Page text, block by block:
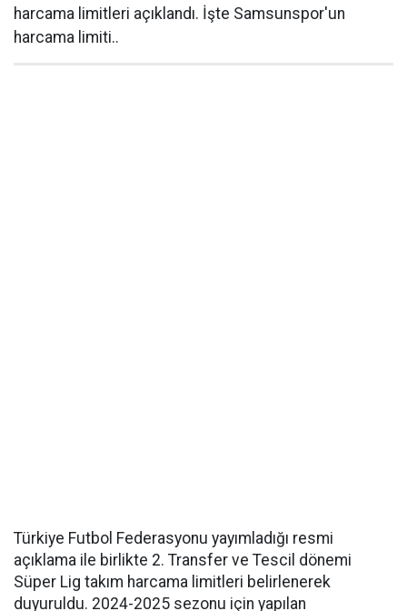
harcama limitleri açıklandı. İşte Samsunspor'un
harcama limiti..
Türkiye Futbol Federasyonu yayımladığı resmi
açıklama ile birlikte 2. Transfer ve Tescil dönemi
Süper Lig takım harcama limitleri belirlenerek
duyuruldu. 2024-2025 sezonu için yapılan